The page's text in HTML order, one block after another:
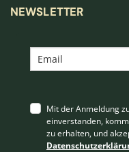
NEWSLETTER
Mit der Anmeldung
einverstanden,
zu erhalten, und